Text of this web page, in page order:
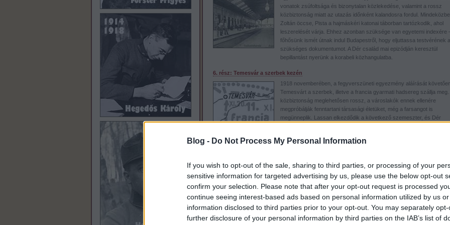
Blog - Do Not Process My Personal Information
If you wish to opt-out of the sale, sharing to third parties, or processing of your
sensitive information for targeted advertising by us, please use the below opt-out
confirm your selection. Please note that after your opt-out request is processed
continue seeing interest-based ads based on personal information utilized by us
information disclosed to third parties prior to your opt-out. You may separately
further disclosure of your personal information by third parties on the IAB’s list of
vonatok zsúfoltsága és bizonytalan közlekedése, valamint a rossz
közbiztonság miatt az utazás időnként kalandosra fordul.
Zoltán öccse, Pista a hajmáskéri katonai táborban tartózkodik, ahol
leszerelését várja. Ehhez azonban szüksége van egyetemi indexére
főhősünk ismét útnak indul Budapestről, hogy eljuttassa testvérének a
szükséges dokumentumot. A Dér család mai epizódján keresztül
bepillantást nyerünk a korabeli közhangulatba.
6. rész: Temesvár a szerbek kezén
1918 novemberében, a fegyverszüneti egyezmény aláírását követően
Temesvárt a szerbek, illetve a francia gyarmati hadsereg szállja meg.
közbiztonság meglehetősen rossz, a városlakók ennek ellenére
megpróbálják fenntartani társasági életüket, még a farsangot is
megünneplik. Lassan elkezdődik a következő szemeszter, és Dér
1919 februárjában Zoltánt ismét Budapesten találjuk. A mai epizódból
kapunk a főváros élelmezésének nehézségeiről, a kollégisták
kormány lemondásáról, majd a Tanácsköztársaság kikiáltásáról.